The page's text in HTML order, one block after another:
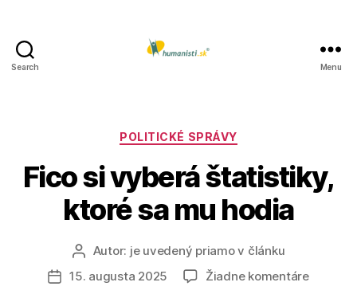
Search Menu
Kategórie
POLITICKÉ SPRÁVY
Fico si vyberá štatistiky,
ktoré sa mu hodia
Autor
článku
Autor: je uvedený priamo v článku
Dátum
15. augusta 2025 Žiadne komentárena